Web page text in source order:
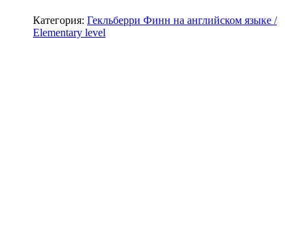
Категория: Гекльберри Финн на английском языке /
Elementary level